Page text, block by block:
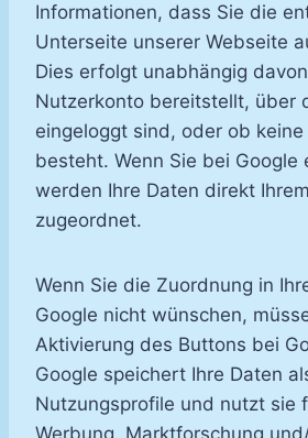
Informationen, dass Sie die
Unterseite unserer Webseite
Dies erfolgt unabhängig
Nutzerkonto bereitstellt, über
eingeloggt sind, oder ob
besteht. Wenn Sie bei Google
werden Ihre Daten direkt
zugeordnet.
Wenn Sie die Zuordnung in
Google nicht wünschen,
Aktivierung des Buttons bei
Google speichert Ihre Daten
Nutzungsprofile und nutzt sie